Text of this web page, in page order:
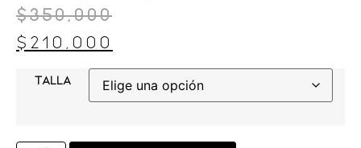
$350,000
$ 210,000
TALLA